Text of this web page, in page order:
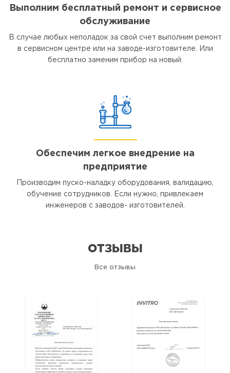
Выполним бесплатный ремонт и сервисное
обслуживание
В случае любых неполадок за свой счет выполним ремонт
в сервисном центре или на заводе-изготовителе. Или
бесплатно заменим прибор на новый.
Обеспечим легкое внедрение на
предприятие
Производим пуско-наладку оборудования, валидацию,
обучение сотрудников. Если нужно, привлекаем
инженеров с заводов- изготовителей.
ОТЗЫВЫ
Все отзывы